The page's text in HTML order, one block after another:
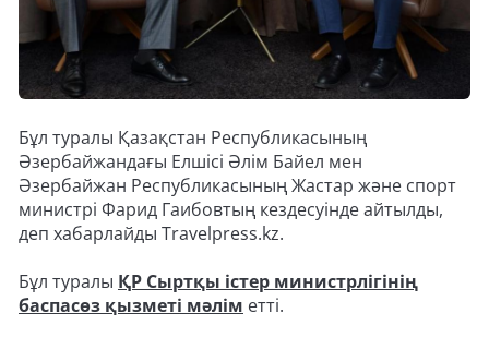
Бұл туралы Қазақстан Республикасының
Әзербайжандағы Елшісі Әлім Байел мен
Әзербайжан Республикасының Жастар және спорт
министрі Фарид Гаибовтың кездесуінде айтылды,
деп хабарлайды Travelpress.kz.
Бұл туралы ҚР Сыртқы істер министрлігінің
баспасөз қызметі мәлім етті.